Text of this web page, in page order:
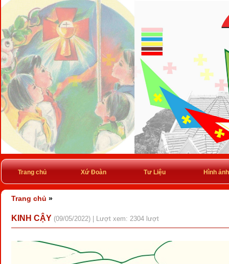
Trang chủ Xứ Đoàn Tư Liệu Hình ảnh
Trang chủ »
KINH CẬY (09/05/2022) | Lượt xem: 2304 lượt